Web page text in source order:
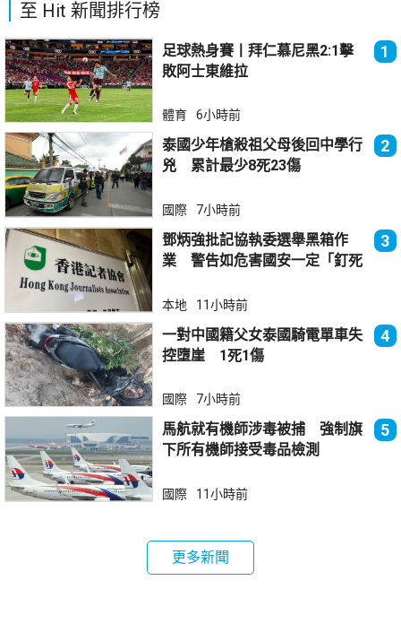
至 Hit 新聞排行榜
足球熱身賽丨拜仁慕尼黑2:1擊
敗阿士東維拉
1
體育 6小時前
泰國少年槍殺祖父母後回中學行
兇 累計最少8死23傷
2
國際 7小時前
鄧炳強批記協執委選舉黑箱作
業 警告如危害國安一定「釘死
3
本地 11小時前
一對中國籍父女泰國騎電單車失
控墮崖 1死1傷
4
國際 7小時前
馬航就有機師涉毒被捕 強制旗
下所有機師接受毒品檢測
5
國際 11小時前
更多新聞